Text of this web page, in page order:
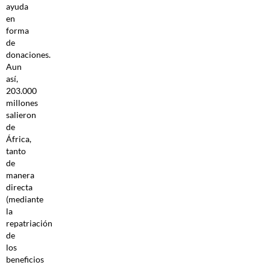
ayuda
en
forma
de
donaciones.
Aun
así,
203.000
millones
salieron
de
África,
tanto
de
manera
directa
(mediante
la
repatriación
de
los
beneficios